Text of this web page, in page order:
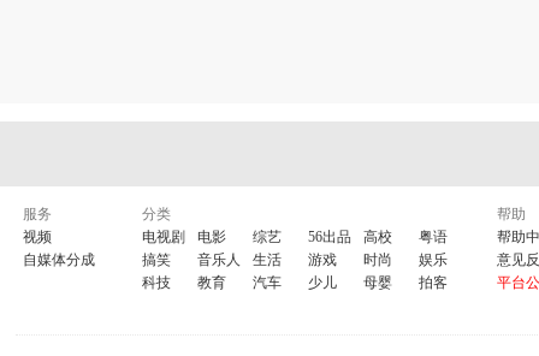
服务
视频
自媒体分成
分类
电视剧
电影 综艺 56出品 高校
粤语
搞笑
音乐人 生活 游戏 时尚
娱乐
科技
教育 汽车 少儿 母婴 拍客
帮助
帮助
意见
平台